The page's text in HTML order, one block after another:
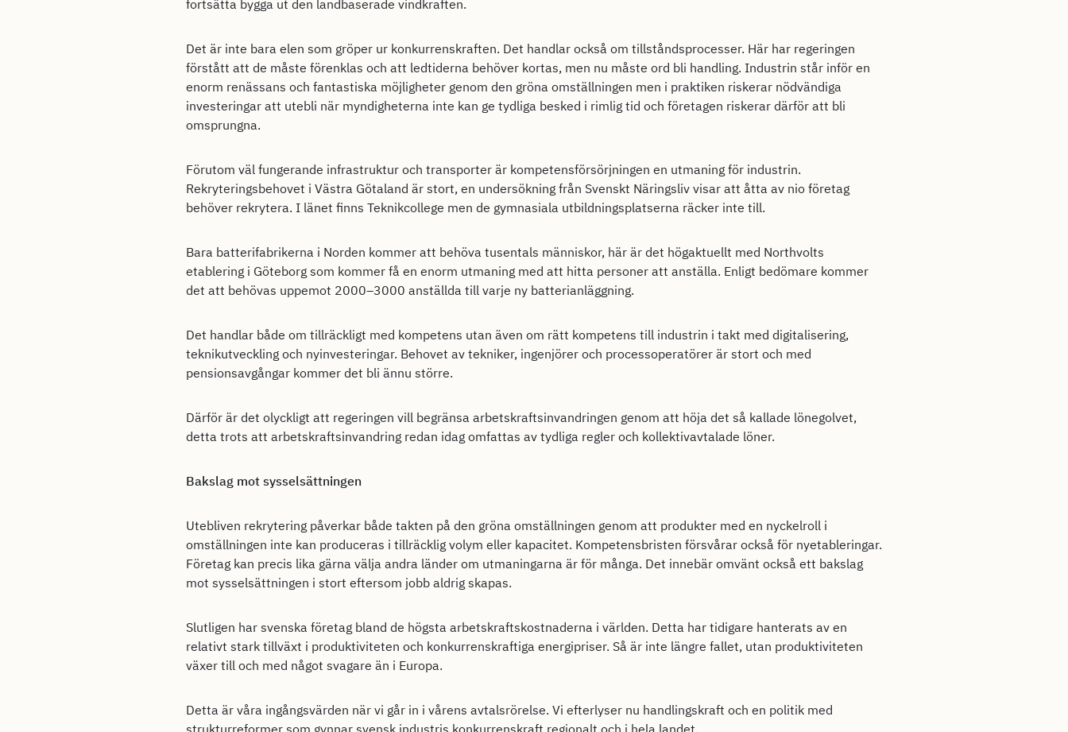
fortsätta bygga ut den landbaserade vindkraften.
Det är inte bara elen som gröper ur konkurrenskraften. Det handlar också om tillståndsprocesser. Här har regeringen
förstått att de måste förenklas och att ledtiderna behöver kortas, men nu måste ord bli handling. Industrin står inför en
enorm renässans och fantastiska möjligheter genom den gröna omställningen men i praktiken riskerar nödvändiga
investeringar att utebli när myndigheterna inte kan ge tydliga besked i rimlig tid och företagen riskerar därför att bli
omsprungna.
Förutom väl fungerande infrastruktur och transporter är kompetensförsörjningen en utmaning för industrin.
Rekryteringsbehovet i Västra Götaland är stort, en undersökning från Svenskt Näringsliv visar att åtta av nio företag
behöver rekrytera. I länet finns Teknikcollege men de gymnasiala utbildningsplatserna räcker inte till.
Bara batterifabrikerna i Norden kommer att behöva tusentals människor, här är det högaktuellt med Northvolts
etablering i Göteborg som kommer få en enorm utmaning med att hitta personer att anställa. Enligt bedömare kommer
det att behövas uppemot 2000–3000 anställda till varje ny batterianläggning.
Det handlar både om tillräckligt med kompetens utan även om rätt kompetens till industrin i takt med digitalisering,
teknikutveckling och nyinvesteringar. Behovet av tekniker, ingenjörer och processoperatörer är stort och med
pensionsavgångar kommer det bli ännu större.
Därför är det olyckligt att regeringen vill begränsa arbetskraftsinvandringen genom att höja det så kallade lönegolvet,
detta trots att arbetskraftsinvandring redan idag omfattas av tydliga regler och kollektivavtalade löner.
Bakslag mot sysselsättningen
Utebliven rekrytering påverkar både takten på den gröna omställningen genom att produkter med en nyckelroll i
omställningen inte kan produceras i tillräcklig volym eller kapacitet. Kompetensbristen försvårar också för nyetableringar.
Företag kan precis lika gärna välja andra länder om utmaningarna är för många. Det innebär omvänt också ett bakslag
mot sysselsättningen i stort eftersom jobb aldrig skapas.
Slutligen har svenska företag bland de högsta arbetskraftskostnaderna i världen. Detta har tidigare hanterats av en
relativt stark tillväxt i produktiviteten och konkurrenskraftiga energipriser. Så är inte längre fallet, utan produktiviteten
växer till och med något svagare än i Europa.
Detta är våra ingångsvärden när vi går in i vårens avtalsrörelse. Vi efterlyser nu handlingskraft och en politik med